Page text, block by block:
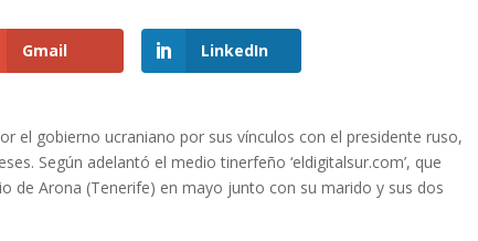
Gmail LinkedIn
el gobierno ucraniano por sus vínculos con el presidente ruso,
Según adelantó el medio tinerfeño ‘eldigitalsur.com’, que
de Arona (Tenerife) en mayo junto con su marido y sus dos